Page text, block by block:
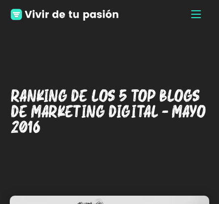
Ranking de los 5 Top Blogs
de Marketing Digital – Mayo
2016